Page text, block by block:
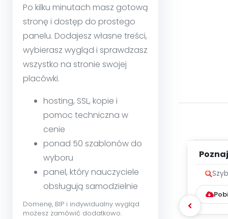
Po kilku minutach masz gotową
stronę i dostęp do prostego
panelu. Dodajesz własne treści,
wybierasz wygląd i sprawdzasz
wszystko na stronie swojej
placówki.
hosting, SSL, kopie i
pomoc techniczna w
cenie
ponad 50 szablonów do
wyboru
panel, który nauczyciele
obsługują samodzielnie
Domenę, BIP i indywidualny wygląd
możesz zamówić dodatkowo.